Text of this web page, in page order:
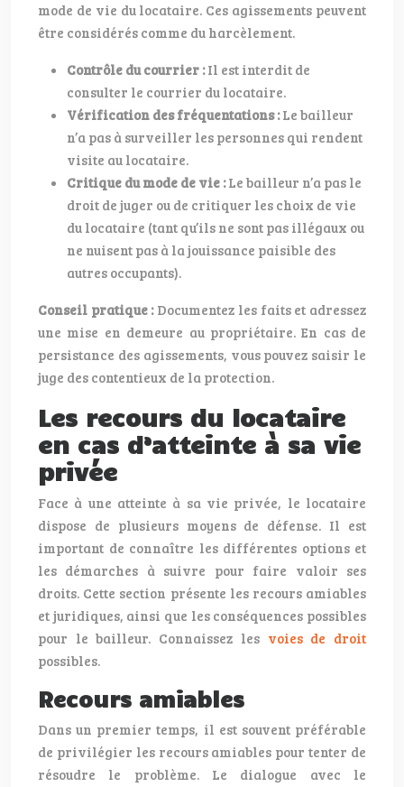
mode de vie du locataire. Ces agissements peuvent
être considérés comme du harcèlement.
Contrôle du courrier :Il est interdit de
consulter le courrier du locataire.
Vérification des fréquentations :Le bailleur
n’a pas à surveiller les personnes qui rendent
visite au locataire.
Critique du mode de vie :Le bailleur n’a pas le
droit de juger ou de critiquer les choix de vie
du locataire (tant qu’ils ne sont pas illégaux ou
ne nuisent pas à la jouissance paisible des
autres occupants).
Conseil pratique : Documentez les faits et adressez
une mise en demeure au propriétaire. En cas de
persistance des agissements, vous pouvez saisir le
juge des contentieux de la protection.
Les recours du locataire
en cas d’atteinte à sa vie
privée
Face à une atteinte à sa vie privée, le locataire
dispose de plusieurs moyens de défense. Il est
important de connaître les différentes options et
les démarches à suivre pour faire valoir ses
droits. Cette section présente les recours amiables
et juridiques, ainsi que les conséquences possibles
pour le bailleur. Connaissez les voies de droit
possibles.
Recours amiables
Dans un premier temps, il est souvent préférable
de privilégier les recours amiables pour tenter de
résoudre le problème. Le dialogue avec le